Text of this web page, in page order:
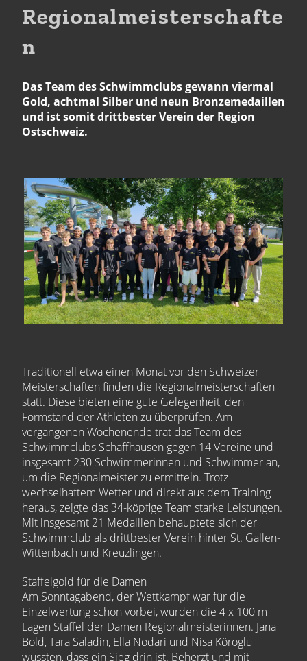
Regionalmeisterschafte
n
Das Team des Schwimmclubs gewann viermal
Gold, achtmal Silber und neun Bronzemedaillen
und ist somit drittbester Verein der Region
Ostschweiz.
Traditionell etwa einen Monat vor den Schweizer
Meisterschaften finden die Regionalmeisterschaften
statt. Diese bieten eine gute Gelegenheit, den
Formstand der Athleten zu überprüfen. Am
vergangenen Wochenende trat das Team des
Schwimmclubs Schaffhausen gegen 14 Vereine und
insgesamt 230 Schwimmerinnen und Schwimmer an,
um die Regionalmeister zu ermitteln. Trotz
wechselhaftem Wetter und direkt aus dem Training
heraus, zeigte das 34-köpfige Team starke Leistungen.
Mit insgesamt 21 Medaillen behauptete sich der
Schwimmclub als drittbester Verein hinter St. Gallen-
Wittenbach und Kreuzlingen.
Staffelgold für die Damen
Am Sonntagabend, der Wettkampf war für die
Einzelwertung schon vorbei, wurden die 4 x 100 m
Lagen Staffel der Damen Regionalmeisterinnen. Jana
Bold, Tara Saladin, Ella Nodari und Nisa Köroglu
wussten, dass ein Sieg drin ist. Beherzt und mit